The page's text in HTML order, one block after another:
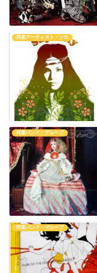
邦楽アーティスト・ソロ
邦楽バンド・グループ
邦楽バンド・グループ